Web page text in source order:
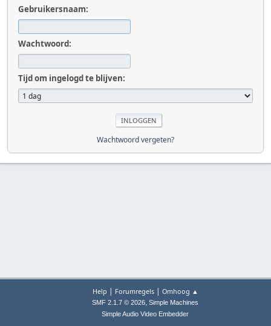
Gebruikersnaam:
Wachtwoord:
Tijd om ingelogd te blijven:
Wachtwoord vergeten?
Help | Forumregels| Omhoog ▲
SMF 2.1.7 © 2026, Simple Machines
Simple Audio Video Embedder